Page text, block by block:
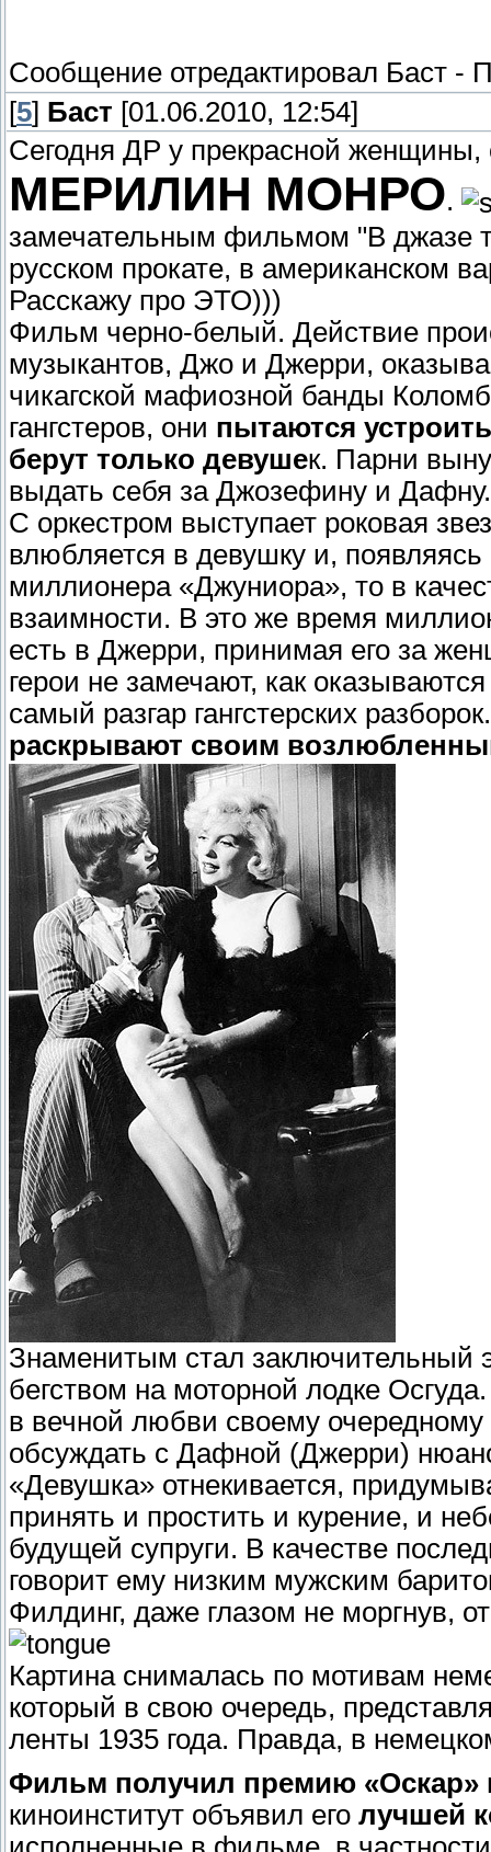
Сообщение отредактировал Баст -
[5] Баст [01.06.2010, 12:54]
Сегодня ДР у прекрасной женщины,
МЕРИЛИН МОНРО.
замечательным фильмом "В джазе
русском прокате, в американском
Расскажу про ЭТО)))
Фильм черно-белый. Действие
музыкантов, Джо и Джерри,
чикагской мафиозной банды
гангстеров, они пытаются
берут только девушек. Парни
выдать себя за Джозефину и Дафну.
С оркестром выступает роковая
влюбляется в девушку и,
миллионера «Джуниора», то в
взаимности. В это же время
есть в Джерри, принимая его за
герои не замечают, как
самый разгар гангстерских
раскрывают своим
Знаменитым стал
бегством на моторной лодке
в вечной любви своему
обсуждать с Дафной (Джерри)
«Девушка» отнекивается,
принять и простить и курение, и
будущей супруги. В качестве
говорит ему низким мужским
Филдинг, даже глазом не моргнув,
Картина снималась по мотивам
который в свою очередь,
ленты 1935 года. Правда, в
Фильм получил премию «Оскар»
киноинститут объявил его лучшей